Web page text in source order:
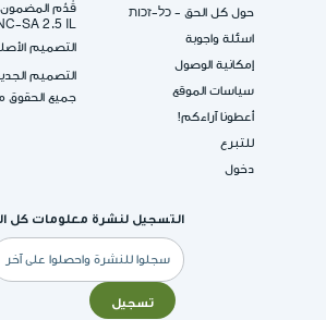
حول كل الحق - כל-זכות
اسئلة واجوبة
إمكانية الوصول
سياسات الموقع
أعطونا آراءكم!
للتبرع
دخول
SA 2.5 IL.
التصميم
التصميم
جميع الحقوق
التسجيل لنشرة معلومات كل
البريد
الإلكتروني
تسجيل